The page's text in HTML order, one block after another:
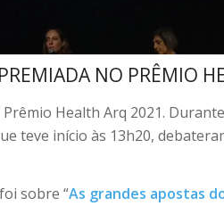
NO PRÊMIO
Health Arq 2021.
teve início às 13h20,
sobre “As grandes apostas